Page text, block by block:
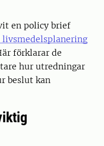
en policy brief
livsmedelsplanering
förklarar de
hur utredningar
beslut kan